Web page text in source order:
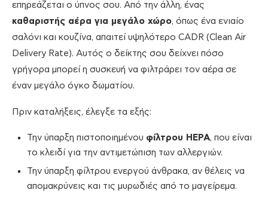
επηρεάζεται ο ύπνος σου. Από την άλλη, ένας
καθαριστής αέρα για μεγάλο χώρο, όπως ένα ενιαίο
σαλόνι και κουζίνα, απαιτεί υψηλότερο CADR (Clean Air
Delivery Rate). Αυτός ο δείκτης σου δείχνει πόσο
γρήγορα μπορεί η συσκευή να φιλτράρει τον αέρα σε
έναν μεγάλο όγκο δωματίου.
Πριν καταλήξεις, έλεγξε τα εξής:
Την ύπαρξη πιστοποιημένου φίλτρου HEPA, που είναι
το κλειδί για την αντιμετώπιση των αλλεργιών.
Την ύπαρξη φίλτρου ενεργού άνθρακα, αν θέλεις να
απομακρύνεις και τις μυρωδιές από το μαγείρεμα.